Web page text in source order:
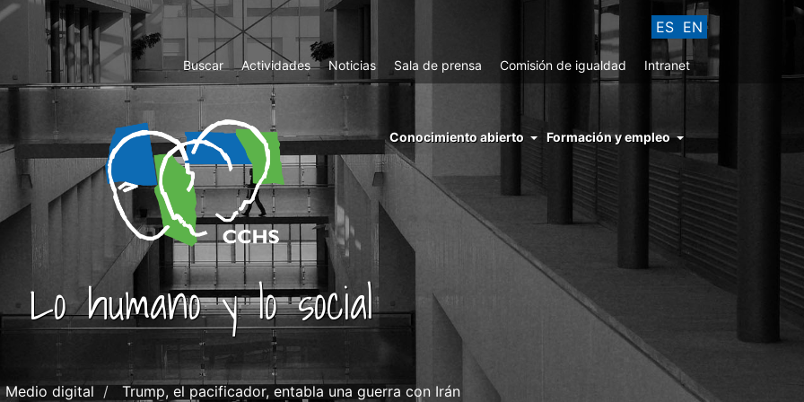
ES EN
Top
Menu
Buscar Actividades Noticias Sala de prensa Comisión de igualdad Intranet
menu
right
cchs
conocimiento
abierto
Conocimiento abierto Formación y empleo
Lo humano y lo social
Medio digital Trump, el pacificador, entabla una guerra con Irán